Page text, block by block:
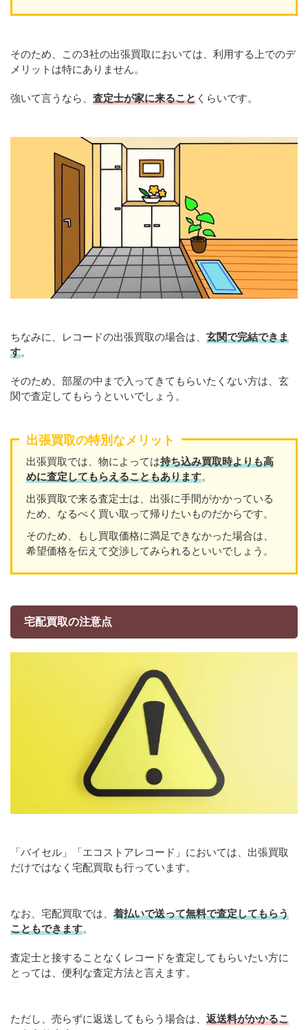
そのため、この3社の出張買取においては、利用する上でのデ
メリットは特にありません。
強いて言うなら、 査定士が家に来ること くらいです。
ちなみに、レコードの出張買取の場合は、 玄関で完結できま
す。
そのため、部屋の中まで入ってきてもらいたくない方は、玄
関で査定してもらうといいでしょう。
出張買取の特別なメリット
出張買取では、物によっては持ち込み買取時よりも高
めに査定してもらえることもあります。
出張買取で来る査定士は、出張に手間がかかっている
ため、なるべく買い取って帰りたいものだからです。
そのため、もし買取価格に満足できなかった場合は、
希望価格を伝えて交渉してみられるといいでしょう。
宅配買取の注意点
「バイセル」「エコストアレコード」においては、出張買取
だけではなく宅配買取も行っています。
なお、宅配買取では、 着払いで送って無料で査定してもらう
こともできます。
査定士と接することなくレコードを査定してもらいたい方に
とっては、便利な査定方法と言えます。
ただし、売らずに返送してもらう場合は、 返送料がかかるこ